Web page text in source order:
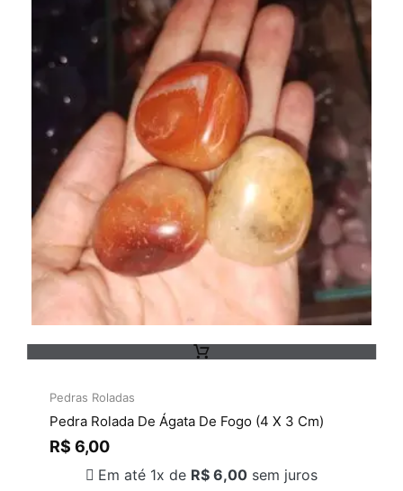
Pedras Roladas
Pedra Rolada De Ágata De Fogo (4 X 3 Cm)
R$ 6,00
Em até 1x de R$ 6,00 sem juros